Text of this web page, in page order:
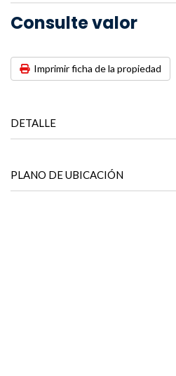
Consulte valor
Imprimir ficha de la propiedad
DETALLE
PLANO DE UBICACIÓN